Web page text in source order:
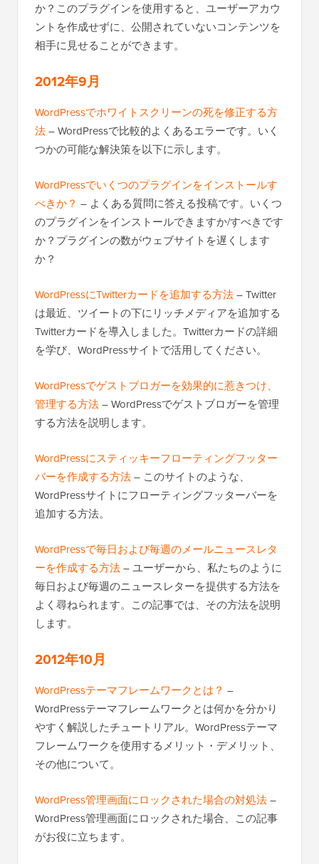
か？このプラグインを使用すると、ユーザーアカウ
ントを作成せずに、公開されていないコンテンツを
相手に見せることができます。
2012年9月
WordPressでホワイトスクリーンの死を修正する方
法– WordPressで比較的よくあるエラーです。いく
つかの可能な解決策を以下に示します。
WordPressでいくつのプラグインをインストールす
べきか？ – よくある質問に答える投稿です。いくつ
のプラグインをインストールできますか/すべきです
か？プラグインの数がウェブサイトを遅くします
か？
WordPressにTwitterカードを追加する方法– Twitter
は最近、ツイートの下にリッチメディアを追加する
Twitterカードを導入しました。Twitterカードの詳細
を学び、WordPressサイトで活用してください。
WordPressでゲストブロガーを効果的に惹きつけ、
管理する方法– WordPressでゲストブロガーを管理
する方法を説明します。
WordPressにスティッキーフローティングフッター
バーを作成する方法– このサイトのような、
WordPressサイトにフローティングフッターバーを
追加する方法。
WordPressで毎日および毎週のメールニュースレタ
ーを作成する方法– ユーザーから、私たちのように
毎日および毎週のニュースレターを提供する方法を
よく尋ねられます。この記事では、その方法を説明
します。
2012年10月
WordPressテーマフレームワークとは？ –
WordPressテーマフレームワークとは何かを分かり
やすく解説したチュートリアル。WordPressテーマ
フレームワークを使用するメリット・デメリット、
その他について。
WordPress管理画面にロックされた場合の対処法–
WordPress管理画面にロックされた場合、この記事
がお役に立ちます。